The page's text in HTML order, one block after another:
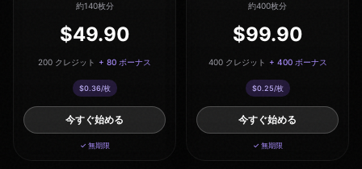
約140枚分
$49.90
200 クレジット + 80 ボーナス
$0.36/枚
今すぐ始める
✓ 無期限
約400枚分
$99.90
400 クレジット + 400 ボーナス
$0.25/枚
今すぐ始める
✓ 無期限